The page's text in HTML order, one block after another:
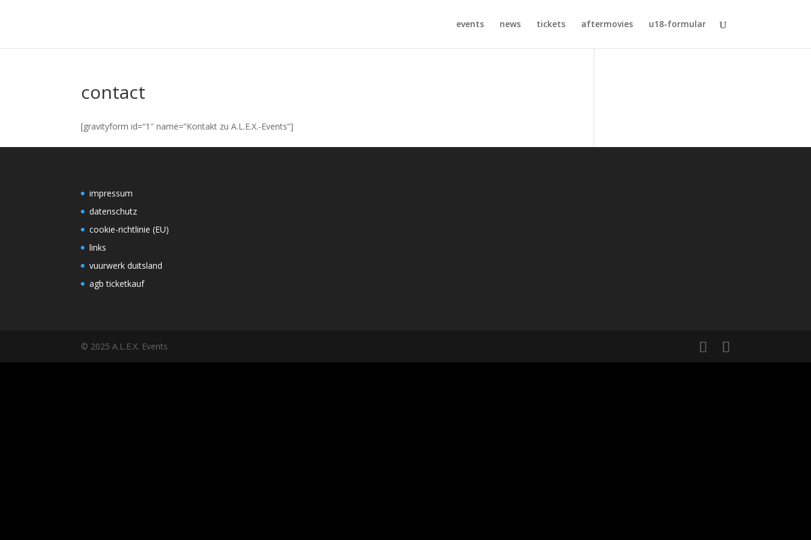
events news tickets aftermovies u18-formular
contact
[gravityform id=“1″ name=“Kontakt zu A.L.E.X.-Events“]
impressum
datenschutz
cookie-richtlinie (EU)
links
vuurwerk duitsland
agb ticketkauf
© 2025 A.L.E.X. Events